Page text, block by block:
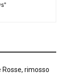
Rosse, rimosso